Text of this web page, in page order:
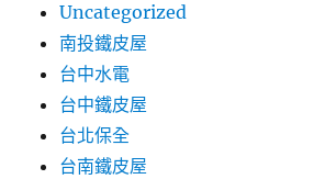
Uncategorized
南投鐵皮屋
台中水電
台中鐵皮屋
台北保全
台南鐵皮屋